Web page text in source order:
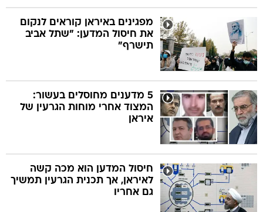
מפגינים באיראן קוראים לנקום
את חיסול המדען: "שתל אביב
תישרף"
5 מדענים מחוסלים בעשור:
המצוד אחרי מוחות הגרעין של
איראן
חיסול המדען הוא מכה קשה
לאיראן, אך תכנית הגרעין תמשיך
גם אחריו